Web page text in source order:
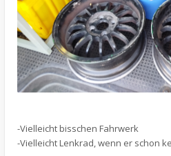
-Vielleicht bisschen Fahrwerk
-Vielleicht Lenkrad, wenn er schon